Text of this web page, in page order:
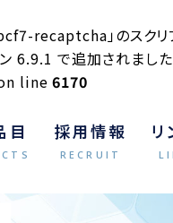
recaptcha」のス
ン 6.9.1 で追加されまし
line6170
目 採用情報
RECRUIT
リ